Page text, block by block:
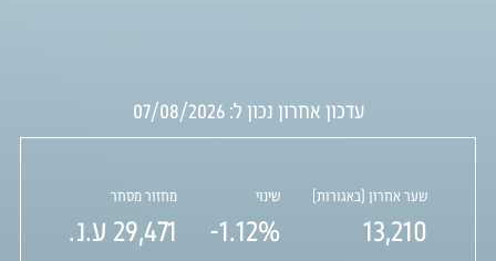
עדכון אחרון נכון ל:07/08/2026
שער אחרון (באגורות)
13,210
שינוי
-1.12%
מחזור מסחר
29,471 ע.נ.